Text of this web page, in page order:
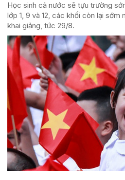
Học sinh cả nước sẽ tựu trường
lớp 1, 9 và 12, các khối còn lại sớm
khai giảng, tức 29/8.